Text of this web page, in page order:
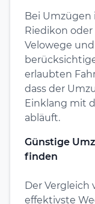
Bei Umzügen
Riedikon
Velowege
erlaubten
dass der
Einklang mit
abläuft.
Günstige
finden
Der Vergleich
effektivste